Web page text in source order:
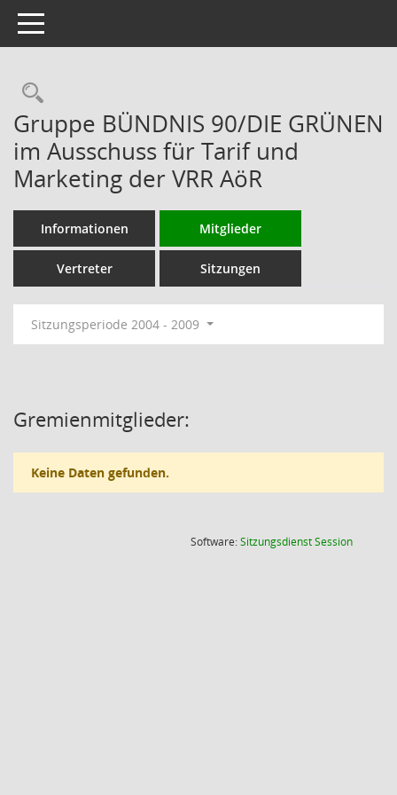
Toggle navigation
Rechercheauswahl
Gruppe BÜNDNIS 90/DIE GRÜNEN
im Ausschuss für Tarif und
Marketing der VRR AöR
Informationen Mitglieder
Vertreter Sitzungen
Sitzungsperiode 2004 - 2009
Gremienmitglieder:
Keine Daten gefunden.
Software:SitzungsdienstSession(Wird in